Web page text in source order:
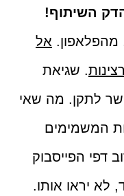
השיתוף!
אל
. שגיאת
לתקן. מה שאי
המשמימים
הפייסבוק
יראו אותו.